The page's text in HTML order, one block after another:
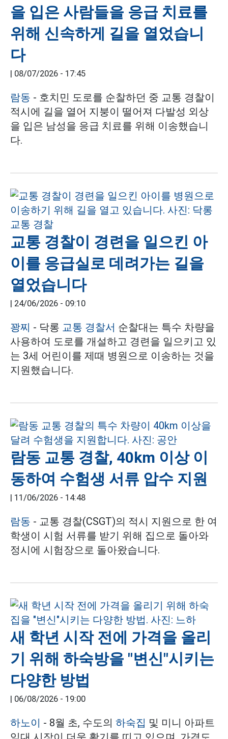
을 입은 사람들을 응급 치료를
위해 신속하게 길을 열었습니
다
| 08/07/2026 - 17:45
람동 - 호치민 도로를 순찰하던 중 교통 경찰이
적시에 길을 열어 지붕이 떨어져 다발성 외상
을 입은 남성을 응급 치료를 위해 이송했습니
다.
교통 경찰이 경련을 일으킨 아
이를 응급실로 데려가는 길을
열었습니다
| 24/06/2026 - 09:10
꽝찌 - 닥롱 교통 경찰서 순찰대는 특수 차량을
사용하여 도로를 개설하고 경련을 일으키고 있
는 3세 어린이를 제때 병원으로 이송하는 것을
지원했습니다.
람동 교통 경찰, 40km 이상 이
동하여 수험생 서류 압수 지원
| 11/06/2026 - 14:48
람동 - 교통 경찰(CSGT)의 적시 지원으로 한 여
학생이 시험 서류를 받기 위해 집으로 돌아와
정시에 시험장으로 돌아왔습니다.
새 학년 시작 전에 가격을 올리
기 위해 하숙방을 "변신"시키는
다양한 방법
| 06/08/2026 - 19:00
하노이 - 8월 초, 수도의 하숙집 및 미니 아파트